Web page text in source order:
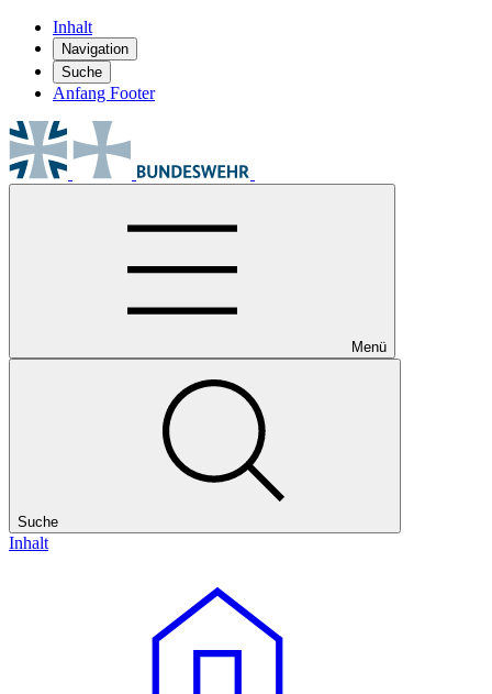
Inhalt
Navigation
Suche
Anfang Footer
Menü
Suche
Inhalt